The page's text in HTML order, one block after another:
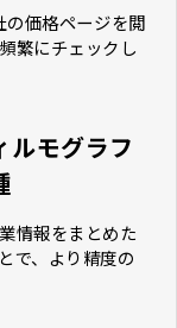
価格ページを閲
繁にチェックし
ルモグラフ
情報をまとめた
で、より精度の